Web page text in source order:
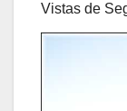
Vistas de